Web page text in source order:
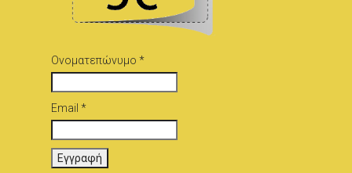
Ονοματεπώνυμο *
Email *